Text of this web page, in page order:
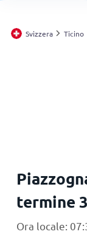
Le mie località
Svizzera Ticino
termine
Ora locale: